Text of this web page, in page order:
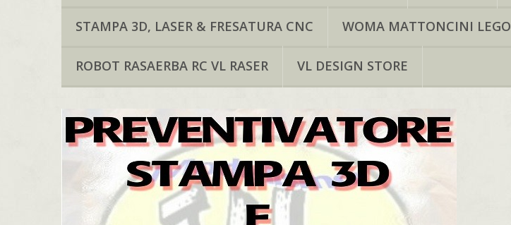
STAMPA 3D, LASER & FRESATURA CNC WOMA MATTONCINI LEGO
ROBOT RASAERBA RC VL RASER VL DESIGN STORE